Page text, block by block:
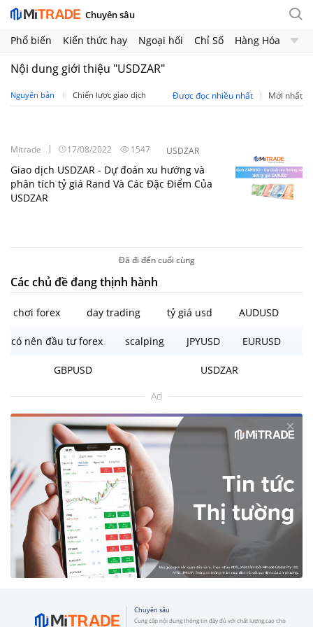
Chuyên sâu
Phổ biến Kiến thức hay Ngoại hối Chỉ Số
Hàng Hóa
Chứng Khoán
Crypto
Các chủ đề đang thịnh hành
chơi forex day trading tỷ giá usd AUDUSD
có nên đầu tư forex scalping JPYUSD EURUSD
GBPUSD
USDZAR
Ad
Nội dung giới thiệu "USDZAR"
Nguyên bản Chiến lược giao dịch Được đọc nhiều nhất Mới nhất
Giao dịch USDZAR - Dự đoán xu hướng và
phân tích tỷ giá Rand Và Các Đặc Điểm Của
USDZAR
Mitrade 17/08/2022 1547 USDZAR
Đã đi đến cuối cùng
Chuyên sâu
Cung cấp nội dung thông tin đầy đủ với chất lượng cao cho